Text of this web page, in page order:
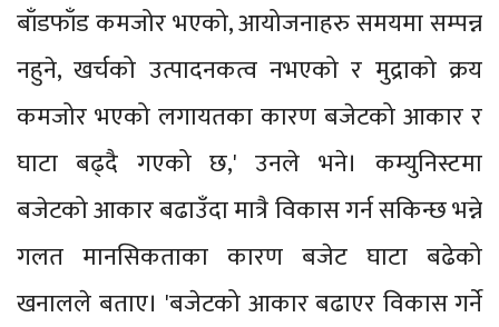
बाँडफाँड कमजोर भएको, आयोजनाहरु समयमा सम्पन्न
नहुने, खर्चको उत्पादनकत्व नभएको र मुद्राको क्रय
कमजोर भएको लगायतका कारण बजेटको आकार र
घाटा बढ्दै गएको छ,' उनले भने। कम्युनिस्टमा
बजेटको आकार बढाउँदा मात्रै विकास गर्न सकिन्छ भन्ने
गलत मानसिकताका कारण बजेट घाटा बढेको
खनालले बताए। 'बजेटको आकार बढाएर विकास गर्ने